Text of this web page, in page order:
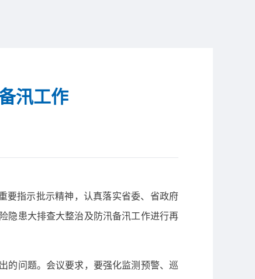
汛工作
要指示批示精神，认真落实省委、省政府
隐患大排查大整治及防汛备汛工作进行再
的问题。会议要求，要强化监测预警、巡